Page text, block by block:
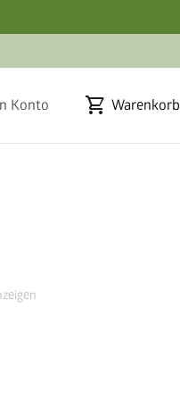
Konto shopping_cart Warenkorb